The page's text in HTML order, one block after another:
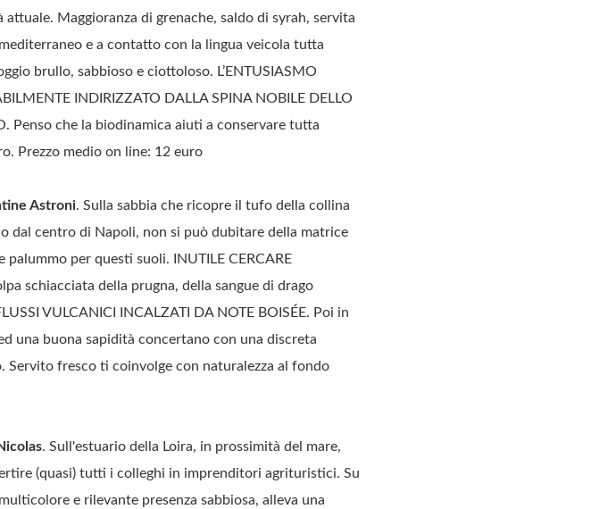
Maggioranza di grenache, saldo di syrah, servita
e a contatto con la lingua veicola tutta
brullo, sabbioso e ciottoloso. L’ENTUSIASMO
INDIRIZZATO DALLA SPINA NOBILE DELLO
Penso che la biodinamica aiuti a conservare tutta
Prezzo medio on line: 12 euro
Astroni. Sulla sabbia che ricopre il tufo della collina
dal centro di Napoli, non si può dubitare della matrice
per questi suoli. INUTILE CERCARE
schiacciata della prugna, della sangue di drago
VULCANICI INCALZATI DA NOTE BOISÉE. Poi in
una buona sapidità concertano con una discreta
Servito fresco ti coinvolge con naturalezza al fondo
. Sull'estuario della Loira, in prossimità del mare,
(quasi) tutti i colleghi in imprenditori agrituristici. Su
e rilevante presenza sabbiosa, alleva una